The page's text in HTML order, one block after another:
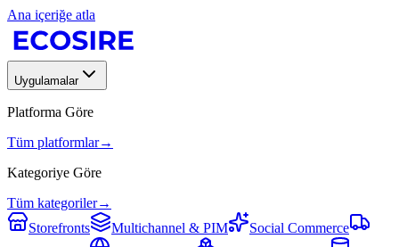
Ana içeriğe atla
Uygulamalar
Platforma Göre
Tüm platformlar→
Kategoriye Göre
Tüm kategoriler→
Storefronts
Multichannel & PIM
Social Commerce